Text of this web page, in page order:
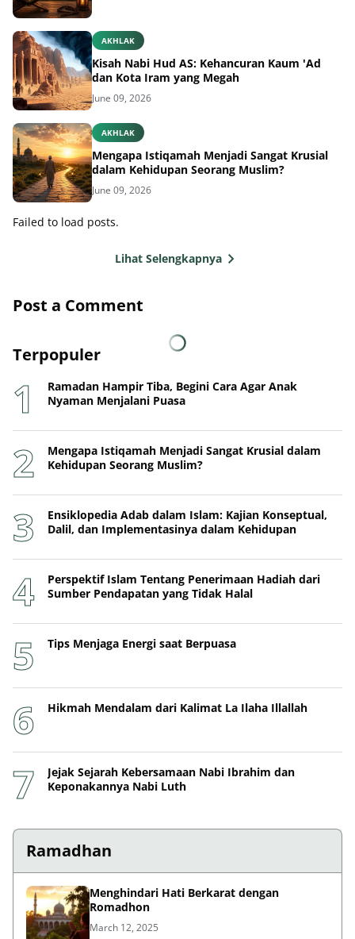
AKHLAK
Kisah Nabi Hud AS: Kehancuran Kaum 'Ad
dan Kota Iram yang Megah
June 09, 2026
AKHLAK
Mengapa Istiqamah Menjadi Sangat Krusial
dalam Kehidupan Seorang Muslim?
June 09, 2026
Failed to load posts.
Lihat Selengkapnya
Post a Comment
Terpopuler
Ramadan Hampir Tiba, Begini Cara Agar Anak
Nyaman Menjalani Puasa
Mengapa Istiqamah Menjadi Sangat Krusial dalam
Kehidupan Seorang Muslim?
Ensiklopedia Adab dalam Islam: Kajian Konseptual,
Dalil, dan Implementasinya dalam Kehidupan
Perspektif Islam Tentang Penerimaan Hadiah dari
Sumber Pendapatan yang Tidak Halal
Tips Menjaga Energi saat Berpuasa
Hikmah Mendalam dari Kalimat La Ilaha Illallah
Jejak Sejarah Kebersamaan Nabi Ibrahim dan
Keponakannya Nabi Luth
Ramadhan
Menghindari Hati Berkarat dengan
Romadhon
March 12, 2025